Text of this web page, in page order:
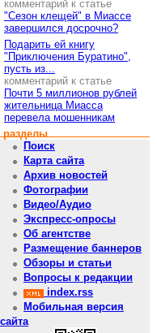
комментарий к статье
"Сезон клещей" в Миассе
завершился досрочно?
Подарить ей книгу
"Приключения Буратино",
пусть из...
комментарий к статье
Почти 5 миллионов рублей
жительница Миасса
перевела мошенникам
разделы
Поиск
Карта сайта
Архив новостей
Фотографии
Видео/Аудио
Экспресс-опросы
Об агентстве
Размещение баннеров
Обзоры и статьи
Вопросы к редакции
index.rss
Мобильная версия
сайта